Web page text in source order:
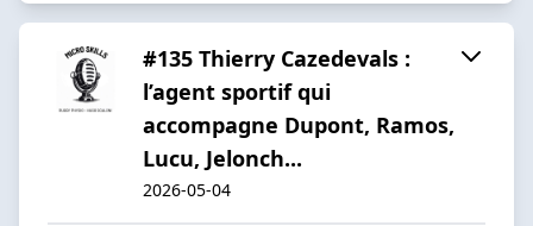
#135 Thierry Cazedevals :
l’agent sportif qui
accompagne Dupont, Ramos,
Lucu, Jelonch...
2026-05-04